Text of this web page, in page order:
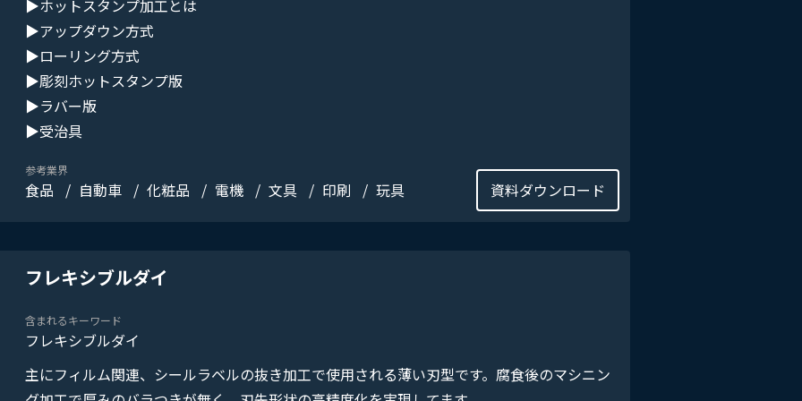
▶ホットスタンプ加工とは
▶アップダウン方式
▶ローリング方式
▶彫刻ホットスタンプ版
▶ラバー版
▶受治具
参考業界
食品 自動車 化粧品 電機 文具 印刷 玩具 資料ダウンロード
フレキシブルダイ
含まれるキーワード
フレキシブルダイ
主にフィルム関連、シールラベルの抜き加工で使用される薄い刃型です。腐食後のマシニン